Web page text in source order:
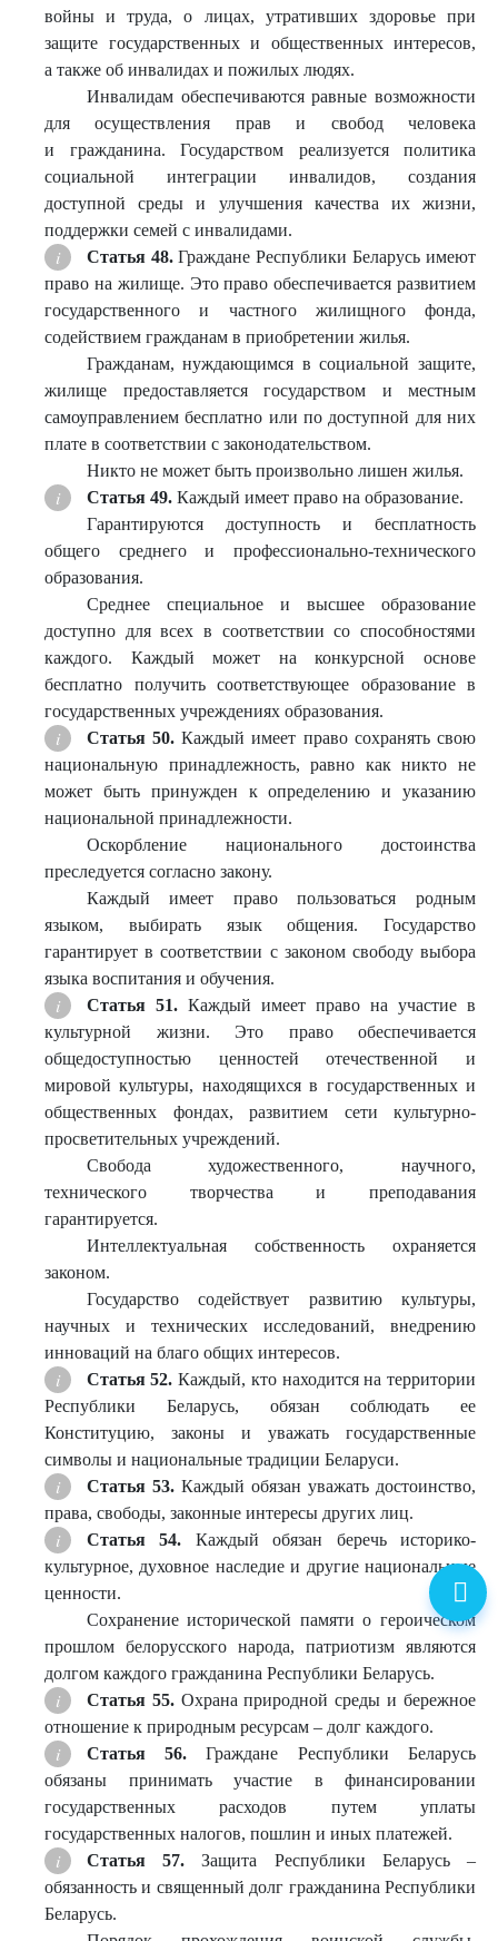
войны и труда, о лицах, утративших здоровье при
защите государственных и общественных интересов,
а также об инвалидах и пожилых людях.
Инвалидам обеспечиваются равные возможности
для осуществления прав и свобод человека
и гражданина. Государством реализуется политика
социальной интеграции инвалидов, создания
доступной среды и улучшения качества их жизни,
поддержки семей с инвалидами.
Статья 48.Граждане Республики Беларусь имеют
право на жилище. Это право обеспечивается развитием
государственного и частного жилищного фонда,
содействием гражданам в приобретении жилья.
Гражданам, нуждающимся в социальной защите,
жилище предоставляется государством и местным
самоуправлением бесплатно или по доступной для них
плате в соответствии с законодательством.
Никто не может быть произвольно лишен жилья.
Статья 49. Каждый имеет право на образование.
Гарантируются доступность и бесплатность
общего среднего и профессионально-технического
образования.
Среднее специальное и высшее образование
доступно для всех в соответствии со способностями
каждого. Каждый может на конкурсной основе
бесплатно получить соответствующее образование в
государственных учреждениях образования.
Статья 50.Каждый имеет право сохранять свою
национальную принадлежность, равно как никто не
может быть принужден к определению и указанию
национальной принадлежности.
Оскорбление национального достоинства
преследуется согласно закону.
Каждый имеет право пользоваться родным
языком, выбирать язык общения. Государство
гарантирует в соответствии с законом свободу выбора
языка воспитания и обучения.
Статья 51. Каждый имеет право на участие в
культурной жизни. Это право обеспечивается
общедоступностью ценностей отечественной и
мировой культуры, находящихся в государственных и
общественных фондах, развитием сети культурно-
просветительных учреждений.
Свобода художественного, научного,
технического творчества и преподавания
гарантируется.
Интеллектуальная собственность охраняется
законом.
Государство содействует развитию культуры,
научных и технических исследований, внедрению
инноваций на благо общих интересов.
Статья 52.Каждый, кто находится на территории
Республики Беларусь, обязан соблюдать ее
Конституцию, законы и уважать государственные
символы и национальные традиции Беларуси.
Статья 53. Каждый обязан уважать достоинство,
права, свободы, законные интересы других лиц.
Статья 54. Каждый обязан беречь историко-
культурное, духовное наследие и другие национальные
ценности.
Сохранение исторической памяти о героическом
прошлом белорусского народа, патриотизм являются
долгом каждого гражданина Республики Беларусь.
Статья 55.Охрана природной среды и бережное
отношение к природным ресурсам – долг каждого.
Статья 56.Граждане Республики Беларусь
обязаны принимать участие в финансировании
государственных расходов путем уплаты
государственных налогов, пошлин и иных платежей.
Статья 57.Защита Республики Беларусь –
обязанность и священный долг гражданина Республики
Беларусь.